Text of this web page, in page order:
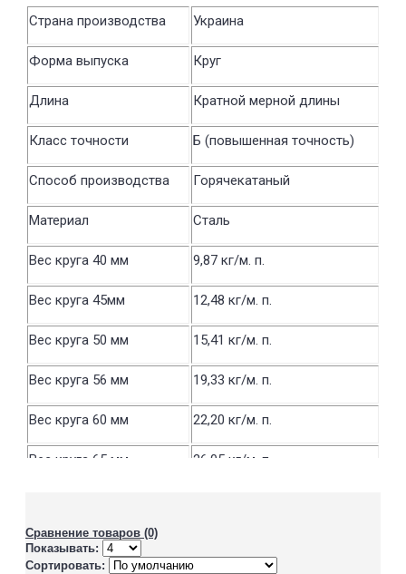
Страна производства Украина
Форма выпуска Круг
Длина Кратной мерной длины
Класс точности Б (повышенная точность)
Способ производства Горячекатаный
Материал Сталь
Вес круга 40 мм 9,87 кг/м. п.
Вес круга 45мм 12,48 кг/м. п.
Вес круга 50 мм 15,41 кг/м. п.
Вес круга 56 мм 19,33 кг/м. п.
Вес круга 60 мм 22,20 кг/м. п.
Вес круга 65 мм 26,05 кг/м. п.
Вес круга 75 мм
Сравнение товаров (0)
Показывать:
Сортировать: